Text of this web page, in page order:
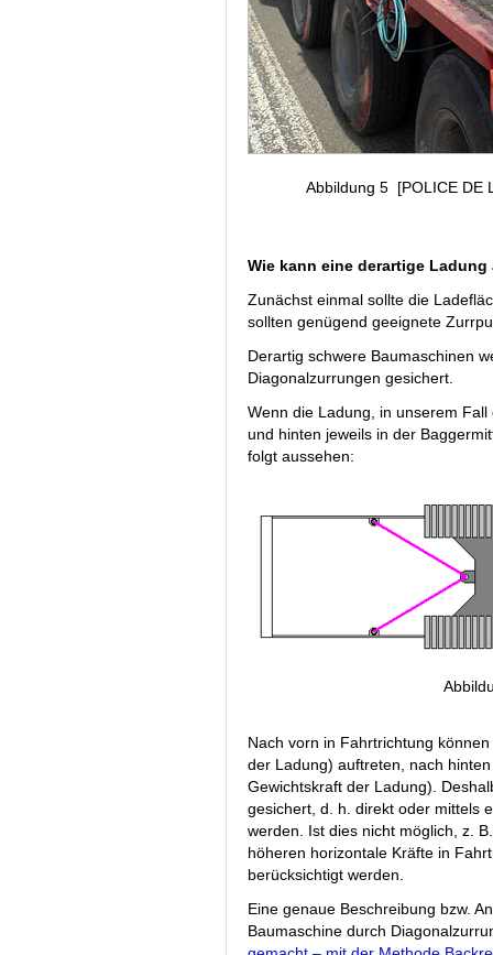
Abbildung 5 [POLICE DE
Wie kann eine derartige
Zunächst einmal sollte die
sollten genügend geeignete
Derartig schwere Baumaschinen
Diagonalzurrungen gesichert.
Wenn die Ladung, in unserem
und hinten jeweils in der
folgt aussehen:
Nach vorn in Fahrtrichtung
der Ladung) auftreten, nach
Gewichtskraft der Ladung).
gesichert, d. h. direkt oder mittels
werden. Ist dies nicht möglich, z.
höheren horizontale Kräfte in
berücksichtigt werden.
Eine genaue Beschreibung bzw.
Baumaschine durch